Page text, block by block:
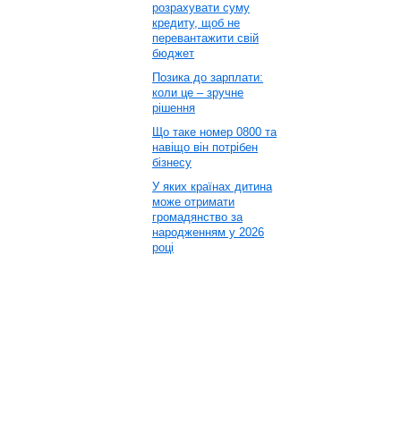
розрахувати суму
кредиту, щоб не
перевантажити свій
бюджет
Позика до зарплати:
коли це – зручне
рішення
Що таке номер 0800 та
навіщо він потрібен
бізнесу
У яких країнах дитина
може отримати
громадянство за
народженням у 2026
році